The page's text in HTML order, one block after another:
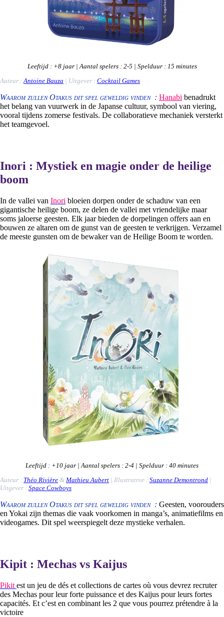
Leeftijd : +8 jaar |Aantal spelers: 2-5 | Spelduur : 15 minutes
Auteur :Antoine Bauza | Uitgever : Cocktail Games
Waarom zullen Otakus dit spel geweldig vinden : Hanabi benadrukt
het belang van vuurwerk in de Japanse cultuur, symbool van viering,
vooral tijdens zomerse festivals. De collaboratieve mechaniek versterkt
het teamgevoel.
Inori : Mystiek en magie onder de heilige
boom
In de vallei van Inori bloeien dorpen onder de schaduw van een
gigantische heilige boom, ze delen de vallei met vriendelijke maar
soms jaloerse geesten. Elk jaar bieden de dorpelingen offers aan en
bouwen ze altaren om de gunst van de geesten te verkrijgen. Verzamel
de meeste gunsten om de bewaker van de Heilige Boom te worden.
Leeftijd : +10 jaar | Aantal spelers : 2-4 | Spelduur : 40 minutes
Auteur : Théo Rivière & Mathieu Aubert | Illustratror : Suzanne Demontrond |
Uitgever : Space Cowboys
Waarom zullen Otakus dit spel geweldig vinden : Geesten, voorouders
en Yokai zijn themas die vaak voorkomen in manga’s, animatiefilms en
videogames. Dit spel weerspiegelt deze mystieke verhalen.
Kipit : Mechas vs Kaijus
Pikit est un jeu de dés et collections de cartes où vous devrez recruter
des Mechas pour leur forte puissance et des Kaijus pour leurs fortes
capacités. Et c’est en combinant les 2 que vous pourrez prétendre à la
victoire